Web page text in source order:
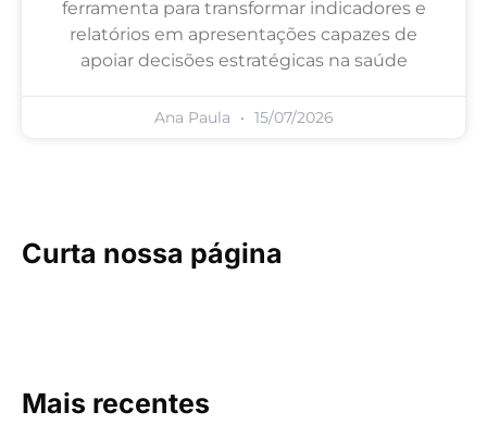
ferramenta para transformar indicadores e
relatórios em apresentações capazes de
apoiar decisões estratégicas na saúde
Ana Paula 15/07/2026
Curta nossa página
Mais recentes